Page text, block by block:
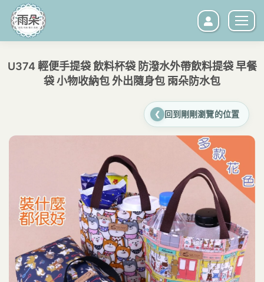
U374 輕便手提袋 飲料杯袋 防潑水外帶飲料提袋 早餐
袋 小物收納包 外出隨身包 雨朵防水包
❮ 回到剛剛瀏覽的位置